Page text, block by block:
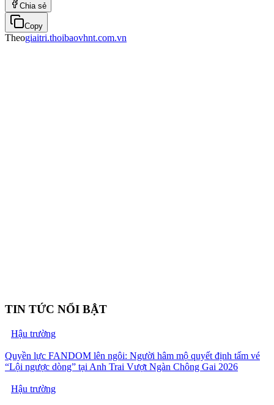
Chia sẻ
Copy
Theogiaitri.thoibaovhnt.com.vn
TIN TỨC NỔI BẬT
Hậu trường
Quyền lực FANDOM lên ngôi: Người hâm mộ quyết định tấm vé
“Lội ngược dòng” tại Anh Trai Vượt Ngàn Chông Gai 2026
Hậu trường